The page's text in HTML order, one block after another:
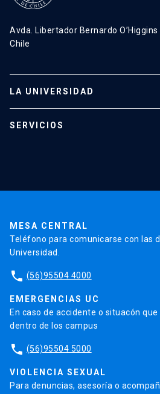
Avda. Libertador Bernardo
Chile
LA UNIVERSIDAD
SERVICIOS
MESA CENTRAL
Teléfono para comunicarse con las
Universidad.
phone (56)95504 4000
EMERGENCIAS UC
En caso de accidente o situacón
dentro de los campus
phone (56)95504 5000
VIOLENCIA SEXUAL
Para denuncias, asesoría o